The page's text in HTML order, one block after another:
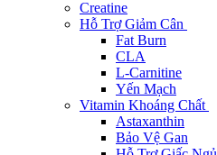
Creatine
Hỗ Trợ Giảm Cân
Fat Burn
CLA
L-Carnitine
Yến Mạch
Vitamin Khoáng Chất
Astaxanthin
Bảo Vệ Gan